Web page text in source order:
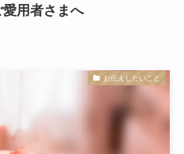
用者さまへ
お伝えしたいこと